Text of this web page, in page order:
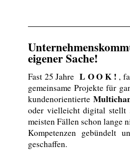
eigener Sache!
Fast 25 JahreL O O K ! ,
gemeinsame Projekte für
kundenorientierte
oder vielleicht digital stellt
meisten Fällen schon lange
Kompetenzen gebündelt
geschaffen.